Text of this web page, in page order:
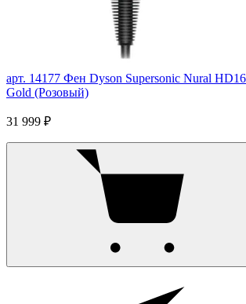
арт. 14177 Фен Dyson Supersonic Nural
Gold (Розовый)
31 999 ₽